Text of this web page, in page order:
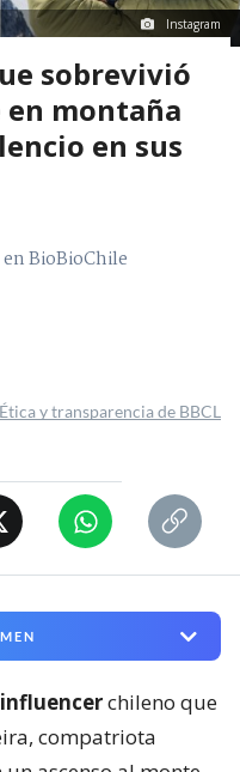
Instagram
sobrevivió
montaña
en sus
BioBioChile
Ética y transparencia de BBCL
chileno que
compatriota